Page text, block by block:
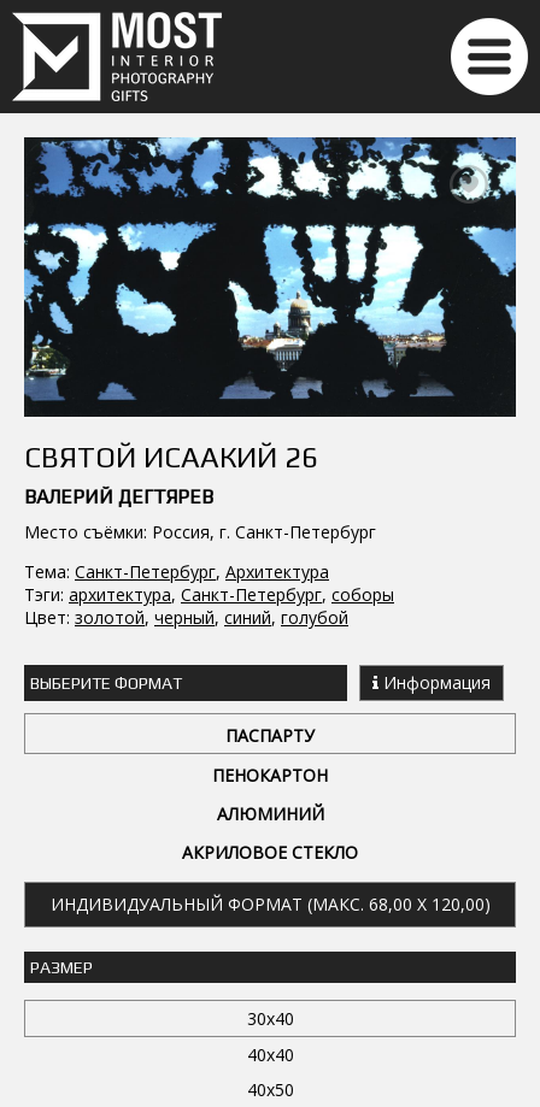
СВЯТОЙ ИСААКИЙ 26
ВАЛЕРИЙ ДЕГТЯРЕВ
Место съёмки: Россия, г. Санкт-Петербург
Тема: Санкт-Петербург, Архитектура
Тэги: архитектура, Санкт-Петербург, соборы
Цвет: золотой, черный, синий, голубой
ВЫБЕРИТЕ ФОРМАТ Информация
ПАСПАРТУ
ПЕНОКАРТОН
АЛЮМИНИЙ
АКРИЛОВОЕ СТЕКЛО
ИНДИВИДУАЛЬНЫЙ ФОРМАТ (МАКС. 68,00 X 120,00)
РАЗМЕР
30x40
40x40
40x50